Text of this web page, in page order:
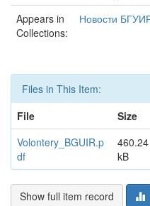
Appears in
Collections:
Новости
Files in This Item:
File
Size
Volontery_BGUIR.p
df
460.24
kB
Show full item record